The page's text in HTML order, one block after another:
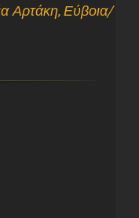
Αρτάκη, Εύβοια/